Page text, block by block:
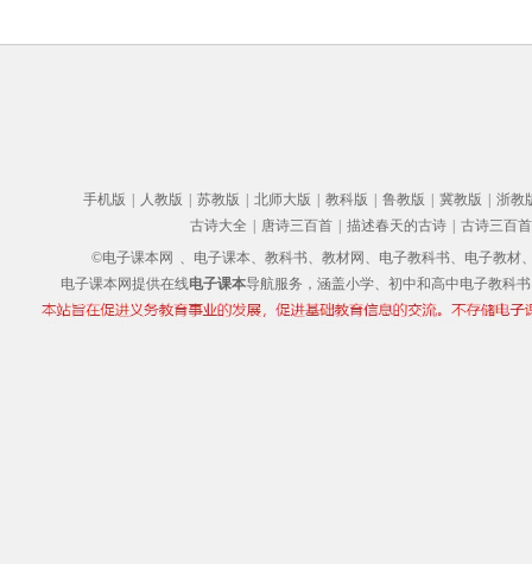
手机版 人教版 苏教版 北师大版 教科版 鲁教版 冀教版
浙教
古诗大全
唐诗三百首 描述春天的古诗
古诗三百首
©电子课本网 、电子课本、教科书、教材网、电子教科书、电子教材
电子课本网提供在线电子课本导航服务，涵盖小学、初中和高中电子教科